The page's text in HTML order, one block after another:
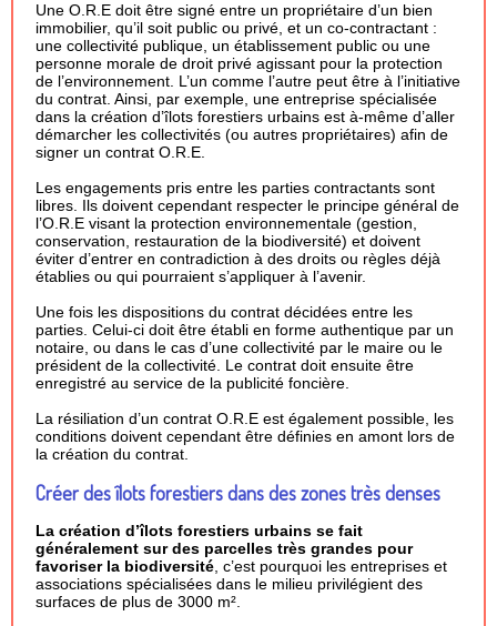
Une O.R.E doit être signé entre un propriétaire d’un bien
immobilier, qu’il soit public ou privé, et un co-contractant :
une collectivité publique, un établissement public ou une
personne morale de droit privé agissant pour la protection
de l’environnement. L’un comme l’autre peut être à l’initiative
du contrat. Ainsi, par exemple, une entreprise spécialisée
dans la création d’îlots forestiers urbains est à-même d’aller
démarcher les collectivités (ou autres propriétaires) afin de
signer un contrat O.R.E.
Les engagements pris entre les parties contractants sont
libres. Ils doivent cependant respecter le principe général de
l’O.R.E visant la protection environnementale (gestion,
conservation, restauration de la biodiversité) et doivent
éviter d’entrer en contradiction à des droits ou règles déjà
établies ou qui pourraient s’appliquer à l’avenir.
Une fois les dispositions du contrat décidées entre les
parties. Celui-ci doit être établi en forme authentique par un
notaire, ou dans le cas d’une collectivité par le maire ou le
président de la collectivité. Le contrat doit ensuite être
enregistré au service de la publicité foncière.
La résiliation d’un contrat O.R.E est également possible, les
conditions doivent cependant être définies en amont lors de
la création du contrat.
Créer des îlots forestiers dans des zones très denses
La création d’îlots forestiers urbains se fait
généralement sur des parcelles très grandes pour
favoriser la biodiversité, c’est pourquoi les entreprises et
associations spécialisées dans le milieu privilégient des
surfaces de plus de 3000 m².